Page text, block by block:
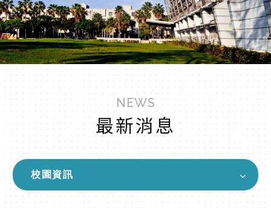
NEWS
最新消息
校園資訊